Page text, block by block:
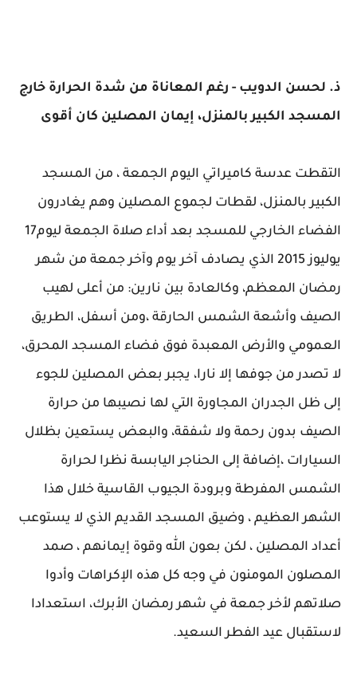
ذ. لحسن الدويب - رغم المعاناة من شدة الحرارة خارج
المسجد الكبير بالمنزل، إيمان المصلين كان أقوى
التقطت عدسة كاميراتي اليوم الجمعة ، من المسجد
الكبير بالمنزل، لقطات لجموع المصلين وهم يغادرون
الفضاء الخارجي للمسجد بعد أداء صلاة الجمعة ليوم17
يوليوز 2015 الذي يصادف آخر يوم وآخر جمعة من شهر
رمضان المعظم، وكالعادة بين نارين: من أعلى لهيب
الصيف وأشعة الشمس الحارقة ،ومن أسفل، الطريق
العمومي والأرض المعبدة فوق فضاء المسجد المحرق،
لا تصدر من جوفها إلا نارا، يجبر بعض المصلين للجوء
إلى ظل الجدران المجاورة التي لها نصيبها من حرارة
الصيف بدون رحمة ولا شفقة، والبعض يستعين بظلال
السيارات ،إضافة إلى الحناجر اليابسة نظرا لحرارة
الشمس المفرطة وبرودة الجيوب القاسية خلال هذا
الشهر العظيم ، وضيق المسجد القديم الذي ﻻ يستوعب
أعداد المصلين ، لكن بعون الله وقوة إيمانهم ، صمد
المصلون المومنون في وجه كل هذه الإكراهات وأدوا
صلاتهم لأخر جمعة في شهر رمضان الأبرك، استعدادا
لاستقبال عيد الفطر السعيد.